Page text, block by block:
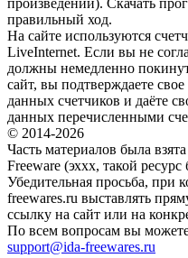
произведений). Скачать
правильный ход.
На сайте используются
LiveInternet. Если вы не
должны немедленно
сайт, вы подтверждаете
данных счетчиков и даёте
данных перечисленными
© 2014-2026
Часть материалов была
Freeware (эххх, такой
Убедительная просьба, при
freewares.ru выставлять
ссылку на сайт или на
По всем вопросам вы
support@ida-freewares.ru